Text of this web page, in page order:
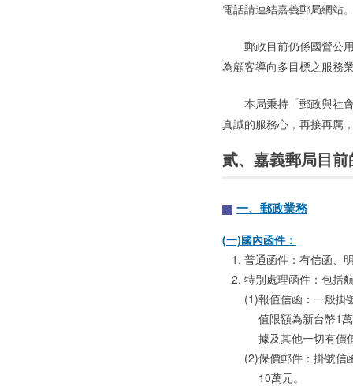
電話請連結嘉義郵局網站
郵政目前仍係國營公
為顧客導向多目標之服務
本局秉持「郵政與社
真誠的服務心，再接再厲
貳、嘉義郵局目
一、郵政業務
(一)國內函件：
普通函件：有信函、
特別處理函件：包括
(1)報值信函：一般掛
值限額為新台幣1
據及其他一切有價
(2)保價郵件：掛號信
10萬元。